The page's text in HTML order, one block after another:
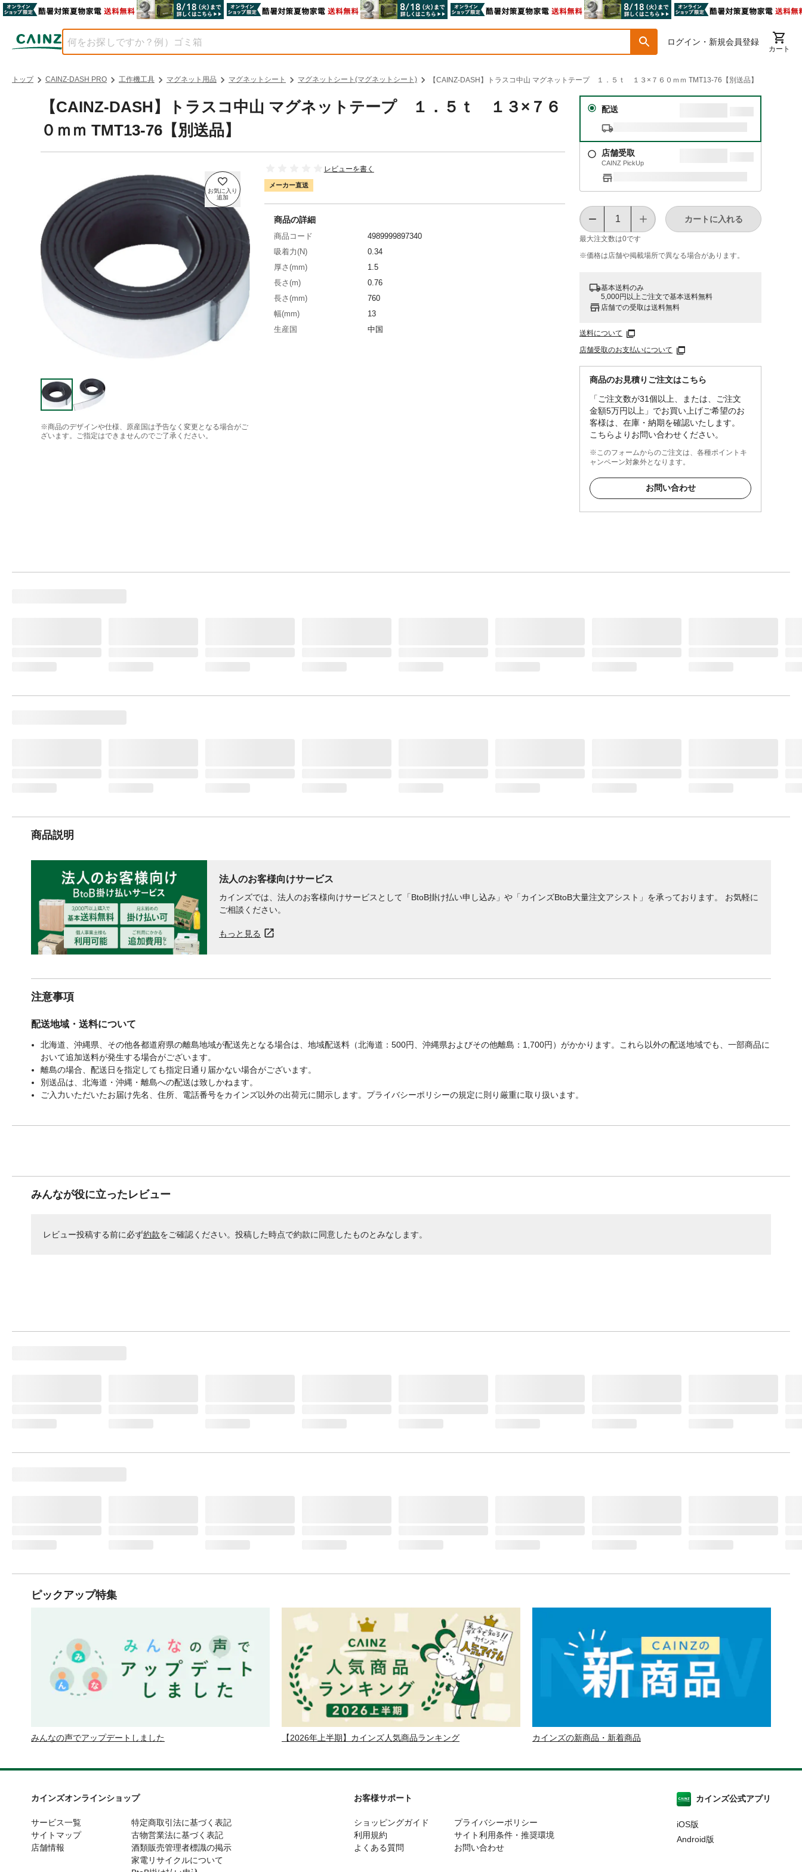
ログイン・新規会員登録
カート
トップ CAINZ-DASH PRO 工作機工具 マグネット用品 マグネットシート マグネットシート(マグネットシート) 【CAINZ-DASH】トラスコ中山 マグネットテープ １．５ｔ １３×７６０ｍｍ TMT13-76【別送品】
【CAINZ-DASH】トラスコ中山 マグネットテープ １．５ｔ １３×７６
０ｍｍ TMT13-76【別送品】
※商品のデザインや仕様、原産国は予告なく変更となる場合がご
ざいます。ご指定はできませんのでご了承ください。
レビューを書く
メーカー直送
配送
店舗受取
CAINZ PickUp
最大注文数は0です
カートに入れる
※価格は​店舗や​掲載場所で​異なる​場合が​あります。
基本送料のみ
5,000円以上ご注文で基本送料無料
店舗での受取は送料無料
送料について
店舗受取のお支払いについて
商品のお見積りご注文はこちら
「ご注文数が31個以上、または、ご注文
金額5万円以上」でお買い上げご希望のお
客様は、在庫・納期を確認いたします。
こちらよりお問い合わせください。
※このフォームからのご注文は、各種ポイントキ
ャンペーン対象外となります。
お問い合わせ
商品の詳細
商品コード
4989999897340
吸着力(N)
0.34
厚さ(mm)
1.5
長さ(m)
0.76
長さ(mm)
760
幅(mm)
13
生産国
中国
商品説明
法人のお客様向けサービス
カインズでは、法人のお客様向けサービスとして「BtoB掛け払い申し込み」や「カインズBtoB大量注文アシスト」を承っております。 お気軽に
ご相談ください。
もっと見る
注意事項
配送地域・送料について
北海道、沖縄県、その他各都道府県の離島地域が配送先となる場合は、地域配送料（北海道：500円、沖縄県およびその他離島：1,700円）がかかります。これら以外の配送地域でも、一部商品に
おいて追加送料が発生する場合がございます。
離島の場合、配送日を指定しても指定日通り届かない場合がございます。
別送品は、北海道・沖縄・離島への配送は致しかねます。
ご入力いただいたお届け先名、住所、電話番号をカインズ以外の出荷元に開示します。プライバシーポリシーの規定に則り厳重に取り扱います。
みんなが役に立ったレビュー
レビュー投稿する前に必ず約款をご確認ください。投稿した時点で約款に同意したものとみなします。
ピックアップ特集
みんなの声でアップデートしました 【2026年上半期】カインズ人気商品ランキング カインズの新商品・新着商品
カインズオンラインショップ
サービス一覧
サイトマップ
店舗情報
特定商取引法に基づく表記
古物営業法に基づく表記
酒類販売管理者標識の掲示
家電リサイクルについて
お客様サポート
ショッピングガイド
利用規約
よくある質問
プライバシーポリシー
サイト利用条件・推奨環境
お問い合わせ
カインズ公式アプリ
iOS版
Android版